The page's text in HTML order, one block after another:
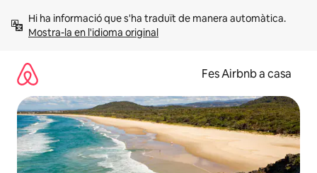
Mostra-la en l'idioma original
Fes Airbnb a casa